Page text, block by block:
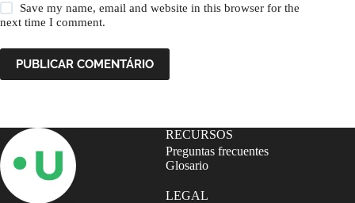
Save my name, email and website in this browser for the
next time I comment.
PUBLICAR COMENTÁRIO
RECURSOS
Preguntas frecuentes
Glosario
LEGAL